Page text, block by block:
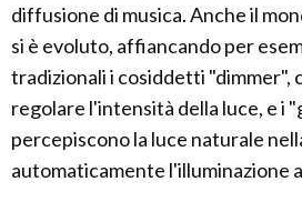
diffusione di musica. Anche il
si è evoluto, affiancando per
tradizionali i cosiddetti "dimmer",
regolare l'intensità della luce, e i
percepiscono la luce naturale
automaticamente l'illuminazione